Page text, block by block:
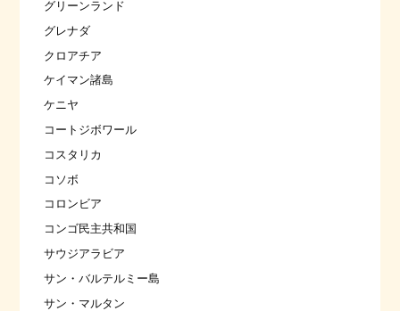
グリーンランド
グレナダ
クロアチア
ケイマン諸島
ケニヤ
コートジボワール
コスタリカ
コソボ
コロンビア
コンゴ民主共和国
サウジアラビア
サン・バルテルミー島
サン・マルタン